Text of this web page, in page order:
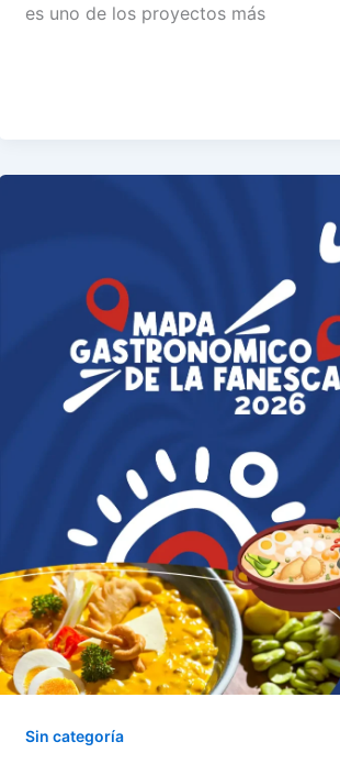
es uno de los proyectos más
Sin categoría